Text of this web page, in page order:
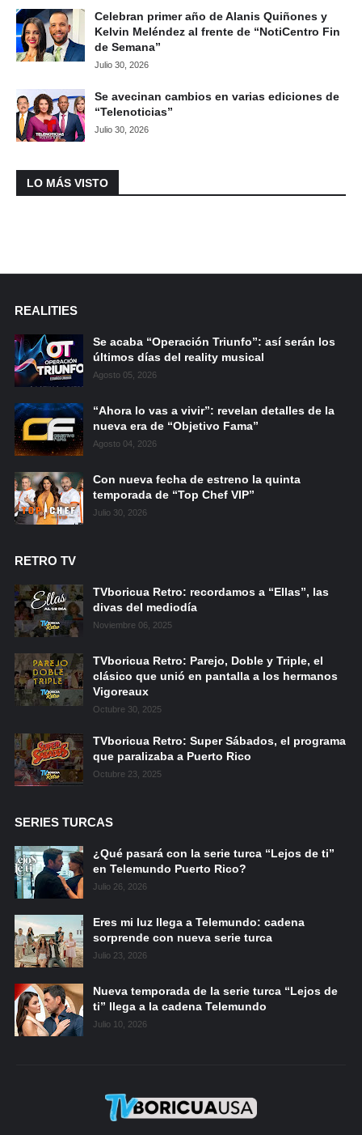
Celebran primer año de Alanis Quiñones y
Kelvin Meléndez al frente de “NotiCentro Fin
de Semana”
Julio 30, 2026
Se avecinan cambios en varias ediciones de
“Telenoticias”
Julio 30, 2026
LO MÁS VISTO
REALITIES
Se acaba “Operación Triunfo”: así serán los
últimos días del reality musical
Agosto 05, 2026
“Ahora lo vas a vivir”: revelan detalles de la
nueva era de “Objetivo Fama”
Agosto 04, 2026
Con nueva fecha de estreno la quinta
temporada de “Top Chef VIP”
Julio 30, 2026
RETRO TV
TVboricua Retro: recordamos a “Ellas”, las
divas del mediodía
Noviembre 06, 2025
TVboricua Retro: Parejo, Doble y Triple, el
clásico que unió en pantalla a los hermanos
Vigoreaux
Octubre 30, 2025
TVboricua Retro: Super Sábados, el programa
que paralizaba a Puerto Rico
Octubre 23, 2025
SERIES TURCAS
¿Qué pasará con la serie turca “Lejos de ti”
en Telemundo Puerto Rico?
Julio 26, 2026
Eres mi luz llega a Telemundo: cadena
sorprende con nueva serie turca
Julio 23, 2026
Nueva temporada de la serie turca “Lejos de
ti” llega a la cadena Telemundo
Julio 10, 2026